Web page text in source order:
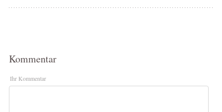
Kommentar
Ihr Kommentar